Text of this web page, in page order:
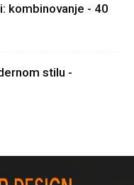
kombinovanje - 40
stilu -